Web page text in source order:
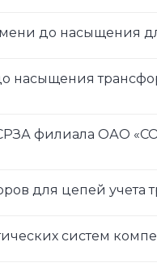
до насыщения
филиала ОАО
для цепей учета
систем